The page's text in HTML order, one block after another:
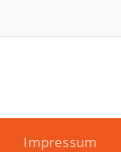
Impressum